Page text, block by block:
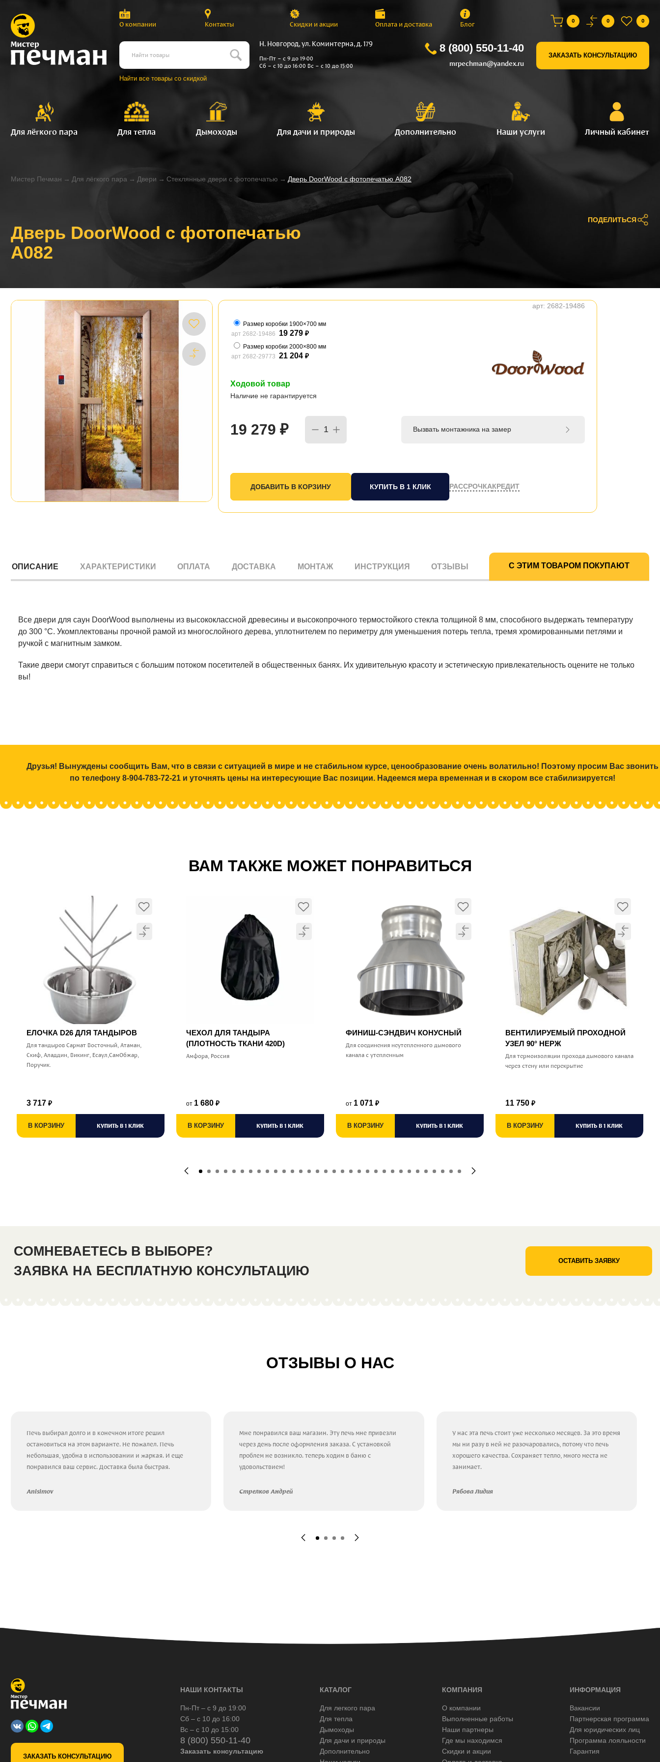
О компании Контакты Скидки и акции Оплата и доставка Блог 0 0 0
Найти все товары со скидкой
Н. Новгород, ул. Коминтерна, д. 179
Пн-Пт – с 9 до 19:00
Сб – с 10 до 16:00 Вс – с 10 до 15:00
8 (800) 550-11-40
mrpechman@yandex.ru
ЗАКАЗАТЬ КОНСУЛЬТАЦИЮ
Для лёгкого пара Для тепла Дымоходы Для дачи и природы Дополнительно Наши услуги Личный кабинет
Мистер Печман → Для лёгкого пара → Двери → Стеклянные двери с фотопечатью → Дверь DoorWood с фотопечатью A082
Дверь DoorWood с фотопечатью
A082
ПОДЕЛИТЬСЯ
арт: 2682-19486
Размер коробки 1900×700 мм
арт 2682-19486
19 279 ₽
Размер коробки 2000×800 мм
арт 2682-29773 21 204 ₽
Ходовой товар
Наличие не гарантируется
19 279 ₽ Вызвать монтажника на замер
КУПИТЬ В 1 КЛИК РАССРОЧКАКРЕДИТ
ОПИСАНИЕ ХАРАКТЕРИСТИКИ ОПЛАТА ДОСТАВКА МОНТАЖ ИНСТРУКЦИЯ ОТЗЫВЫ С ЭТИМ ТОВАРОМ ПОКУПАЮТ
Все двери для саун DoorWood выполнены из высококлассной древесины и высокопрочного термостойкого стекла толщиной 8 мм, способного выдержать температуру
до 300 °C. Укомплектованы прочной рамой из многослойного дерева, уплотнителем по периметру для уменьшения потерь тепла, тремя хромированными петлями и
ручкой с магнитным замком.
Такие двери смогут справиться с большим потоком посетителей в общественных банях. Их удивительную красоту и эстетическую привлекательность оцените не только
вы!
Друзья! Вынуждены сообщить Вам, что в связи с ситуацией в мире и не стабильном курсе, ценообразование очень волатильно! Поэтому просим Вас звонить
по телефону 8-904-783-72-21 и уточнять цены на интересующие Вас позиции. Надеемся мера временная и в скором все стабилизируется!
ВАМ ТАКЖЕ МОЖЕТ ПОНРАВИТЬСЯ
ЕЛОЧКА D26 ДЛЯ ТАНДЫРОВ
Для тандыров Сармат Восточный, Атаман,
Скиф, Аладдин, Викинг, Есаул,СамОбжар,
Поручик.
3 717 ₽
В КОРЗИНУ КУПИТЬ В 1 КЛИК
ЧЕХОЛ ДЛЯ ТАНДЫРА
(ПЛОТНОСТЬ ТКАНИ 420D)
Амфора, Россия
от 1 680 ₽
В КОРЗИНУ КУПИТЬ В 1 КЛИК
ФИНИШ-СЭНДВИЧ КОНУСНЫЙ
Для соединения неутепленного дымового
канала с утепленным
от 1 071 ₽
В КОРЗИНУ КУПИТЬ В 1 КЛИК
ВЕНТИЛИРУЕМЫЙ ПРОХОДНОЙ
УЗЕЛ 90° НЕРЖ
Для термоизоляции прохода дымового канала
через стену или перекрытие
11 750 ₽
В КОРЗИНУ КУПИТЬ В 1 КЛИК
СОМНЕВАЕТЕСЬ В ВЫБОРЕ?
ЗАЯВКА НА БЕСПЛАТНУЮ КОНСУЛЬТАЦИЮ
ОСТАВИТЬ ЗАЯВКУ
ОТЗЫВЫ О НАС
Печь выбирал долго и в конечном итоге решил
остановиться на этом варианте. Не пожалел. Печь
небольшая, удобна в использовании и жаркая. И еще
понравился ваш сервис. Доставка была быстрая.
Anisimov
Мне понравился ваш магазин. Эту печь мне привезли
через день после оформления заказа. С установкой
проблем не возникло. теперь ходим в баню с
удовольствием!
Стрелков Андрей
У нас эта печь стоит уже несколько месяцев. За это время
мы ни разу в ней не разочаровались, потому что печь
хорошего качества. Сохраняет тепло, много места не
занимает.
Рябова Лидия
ЗАКАЗАТЬ КОНСУЛЬТАЦИЮ
НАШИ КОНТАКТЫ
Пн-Пт – с 9 до 19:00
Сб – с 10 до 16:00
Вс – с 10 до 15:00
8 (800) 550-11-40
Заказать консультацию
КАТАЛОГ
Для легкого пара
Для тепла
Дымоходы
Для дачи и природы
Дополнительно
КОМПАНИЯ
О компании
Выполненные работы
Наши партнеры
Где мы находимся
Скидки и акции
ИНФОРМАЦИЯ
Вакансии
Партнерская программа
Для юридических лиц
Программа лояльности
Гарантия